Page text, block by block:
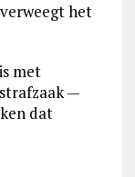
het
met
—
dat